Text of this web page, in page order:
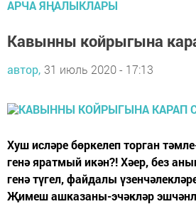
АРЧА ЯҢАЛЫКЛАРЫ
Кавынны койрыгына
автор, 31 июль 2020 - 17:13
Хуш исләре бөркелеп торган
генә яратмый икән?! Хәер, без
генә түгел, файдалы
Җимеш ашказаны-эчәкләр